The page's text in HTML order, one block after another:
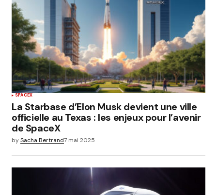
SPACEX
La Starbase d’Elon Musk devient une ville
officielle au Texas : les enjeux pour l’avenir
de SpaceX
bySacha Bertrand7 mai 2025